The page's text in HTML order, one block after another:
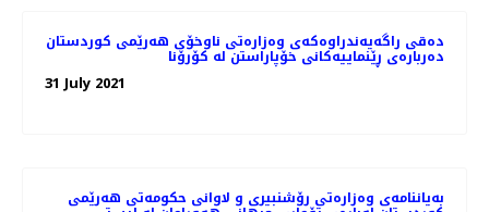
دەقی راگەیەندراوەکەی وەزارەتی ناوخۆی هەرێمی کوردستان
دەربارەی ڕێنماییەکانی خۆپاراستن لە کۆرۆنا
31 July 2021
بەیاننامەی وەزارەتی رۆشنبیری و لاوانی حکومەتی هەرێمی